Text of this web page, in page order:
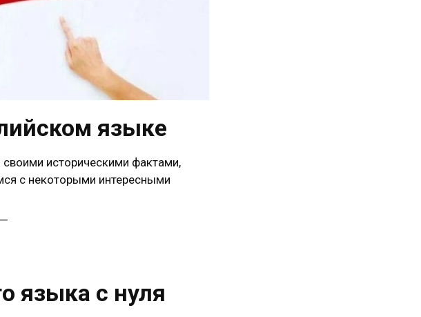
языке
историческими фактами,
с некоторыми интересными
языка с нуля